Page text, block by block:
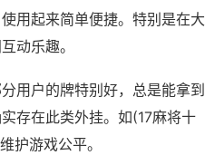
用起来简单便捷。特别是在大
动乐趣。
用户的牌特别好，总是能拿到
存在此类外挂。如(17麻将十
护游戏公平。